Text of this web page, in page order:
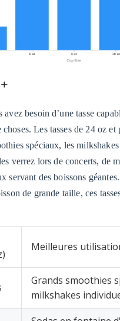
avez besoin d’une tasse
choses. Les tasses de 24 oz
spéciaux, les milkshakes
verrez lors de concerts, de
servant des boissons
de grande taille, ces
Meilleures
Grands smoothies
milkshakes